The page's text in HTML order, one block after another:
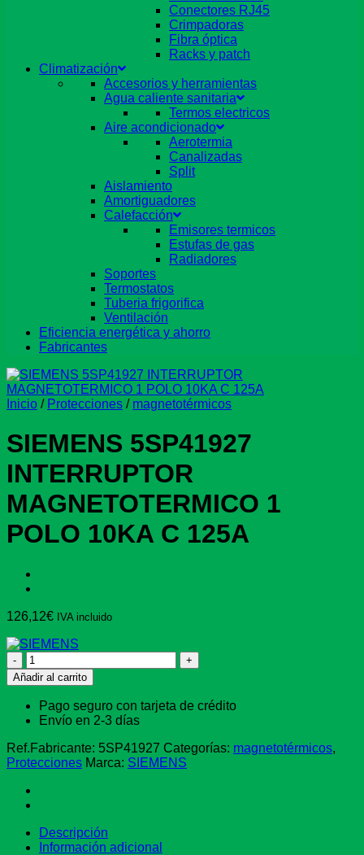
Conectores RJ45
Crimpadoras
Fibra óptica
Racks y patch
Climatización
Accesorios y herramientas
Agua caliente sanitaria
Termos electricos
Aire acondicionado
Aerotermia
Canalizadas
Split
Aislamiento
Amortiguadores
Calefacción
Emisores termicos
Estufas de gas
Radiadores
Soportes
Termostatos
Tuberia frigorifica
Ventilación
Eficiencia energética y ahorro
Fabricantes
Inicio / Protecciones / magnetotérmicos
SIEMENS 5SP41927
INTERRUPTOR
MAGNETOTERMICO 1
POLO 10KA C 125A
126,12€ IVA incluido
SIEMENS
5SP41927
INTERRUPTOR
MAGNETOTERMICO
1
10KA
C
cantidad
Añadir al carrito
Pago seguro con tarjeta de crédito
Envío en 2-3 días
Ref.Fabricante: 5SP41927 Categorías: magnetotérmicos,
Protecciones Marca: SIEMENS
Descripción
Información adicional